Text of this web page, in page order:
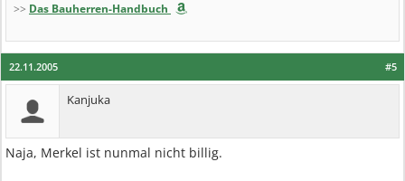
>> Das Bauherren-Handbuch
#5
22.11.2005
Kanjuka
Naja, Merkel ist nunmal nicht billig.